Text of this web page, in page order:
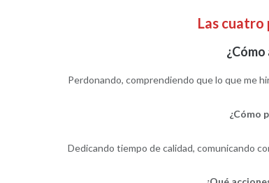
Las cuatro
Perdonando, comprendiendo que lo que me
¿Cómo
Dedicando tiempo de calidad, comunicando